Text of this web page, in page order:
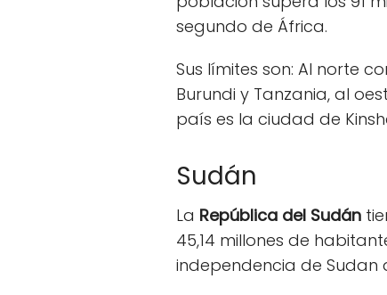
segundo de África.
Sus límites son: Al norte
Burundi y Tanzania, al
país es la ciudad de
Sudán
La República del Sudán
45,14 millones de
independencia de Sudan